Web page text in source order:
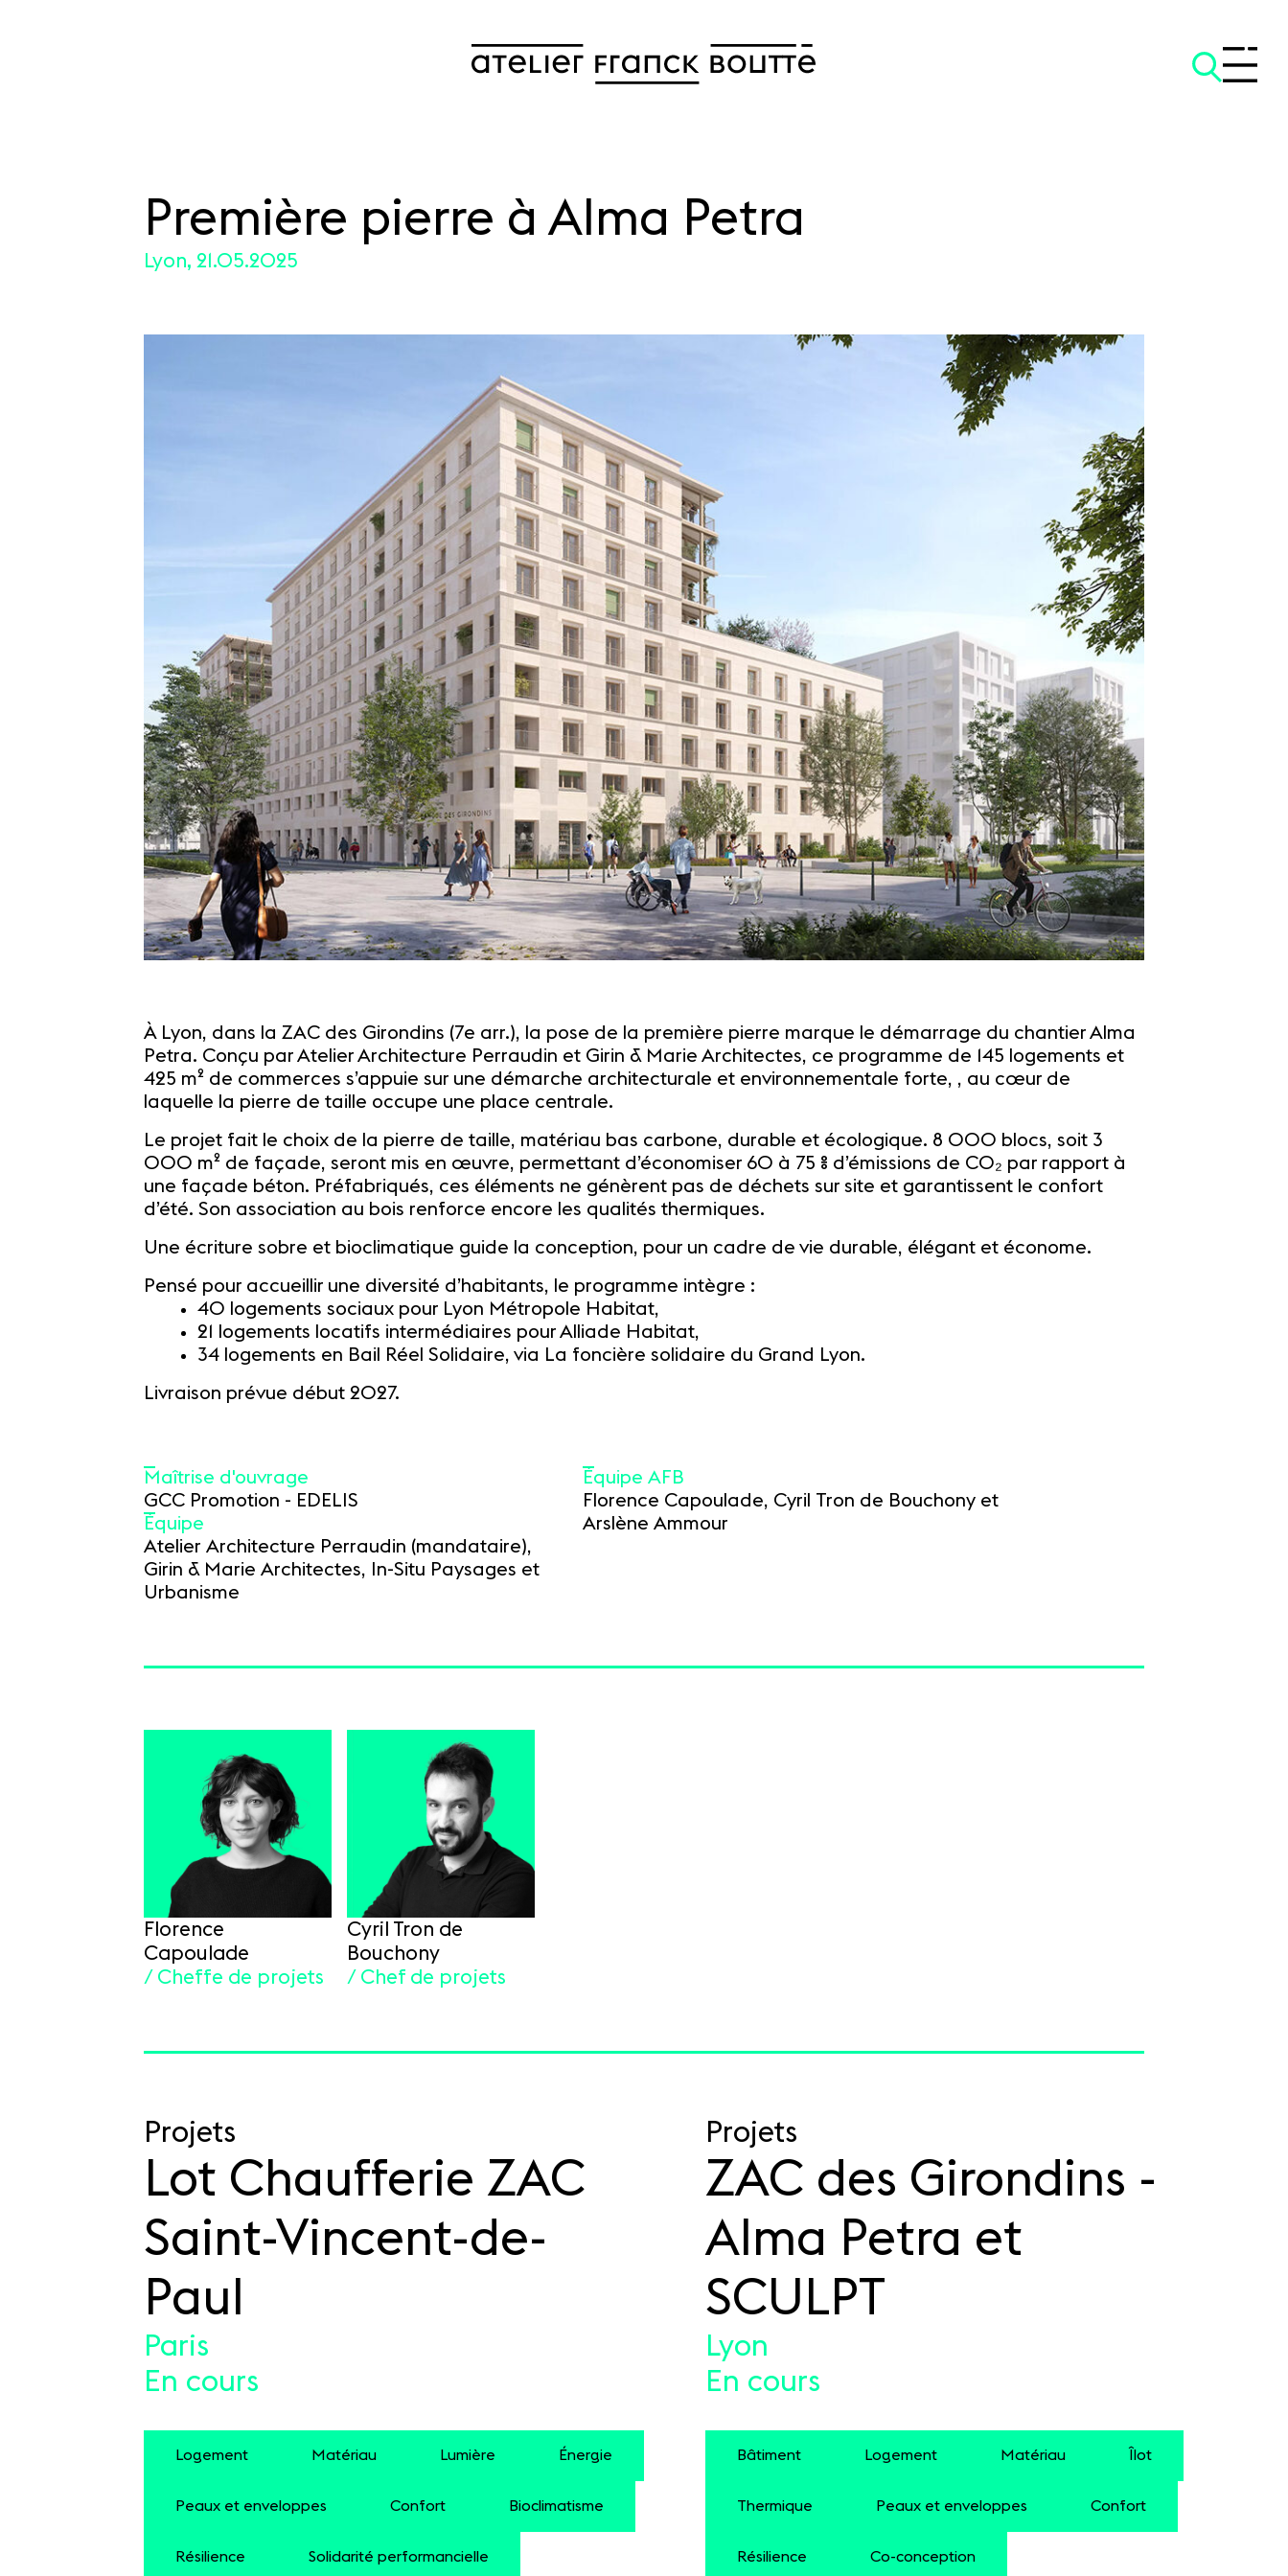
Première pierre à Alma Petra
Lyon, 21.05.2025
À Lyon, dans la ZAC des Girondins (7e arr.), la pose de la première pierre marque le démarrage du chantier Alma
Petra. Conçu par Atelier Architecture Perraudin et Girin & Marie Architectes, ce programme de 145 logements et
425 m² de commerces s’appuie sur une démarche architecturale et environnementale forte, , au cœur de
laquelle la pierre de taille occupe une place centrale.
Le projet fait le choix de la pierre de taille, matériau bas carbone, durable et écologique. 8 000 blocs, soit 3
000 m² de façade, seront mis en œuvre, permettant d’économiser 60 à 75 % d’émissions de CO₂ par rapport à
une façade béton. Préfabriqués, ces éléments ne génèrent pas de déchets sur site et garantissent le confort
d’été. Son association au bois renforce encore les qualités thermiques.
Une écriture sobre et bioclimatique guide la conception, pour un cadre de vie durable, élégant et économe.
Pensé pour accueillir une diversité d’habitants, le programme intègre :
40 logements sociaux pour Lyon Métropole Habitat,
21 logements locatifs intermédiaires pour Alliade Habitat,
34 logements en Bail Réel Solidaire, via La foncière solidaire du Grand Lyon.
Livraison prévue début 2027.
Maîtrise d'ouvrage
GCC Promotion - EDELIS
Équipe
Atelier Architecture Perraudin (mandataire),
Girin & Marie Architectes, In-Situ Paysages et
Urbanisme
Équipe AFB
Florence Capoulade, Cyril Tron de Bouchony et
Arslène Ammour
Florence
Capoulade
/ Cheffe de projets
Cyril Tron de
Bouchony
/ Chef de projets
Projets
Lot Chaufferie ZAC
Saint-Vincent-de-
Paul
Paris
En cours
Logement Matériau Lumière Énergie
Peaux et enveloppes Confort Bioclimatisme
Résilience Solidarité performancielle
Projets
ZAC des Girondins -
Alma Petra et
SCULPT
Lyon
En cours
Bâtiment Logement Matériau Îlot
Thermique Peaux et enveloppes Confort
Résilience Co-conception